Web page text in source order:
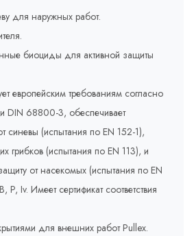
для наружных работ.
биоциды для активной защиты
европейским требованиям согласно
DIN 68800-3, обеспечивает
синевы (испытания по EN 152-1),
грибков (испытания по EN 113), и
от насекомых (испытания по EN
Iv. Имеет сертификат соответствия
для внешних работ Pullex.